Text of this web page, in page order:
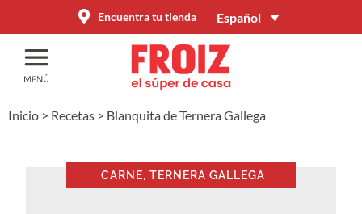
Encuentra tu tienda Español
Inicio > Recetas > Blanquita de Ternera Gallega
CARNE, TERNERA GALLEGA